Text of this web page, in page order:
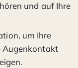
und auf Ihre
um Ihre
Augenkontakt